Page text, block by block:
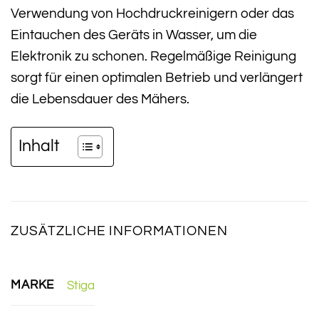
Verwendung von Hochdruckreinigern oder das
Eintauchen des Geräts in Wasser, um die
Elektronik zu schonen. Regelmäßige Reinigung
sorgt für einen optimalen Betrieb und verlängert
die Lebensdauer des Mähers.
Inhalt
ZUSÄTZLICHE INFORMATIONEN
MARKE Stiga